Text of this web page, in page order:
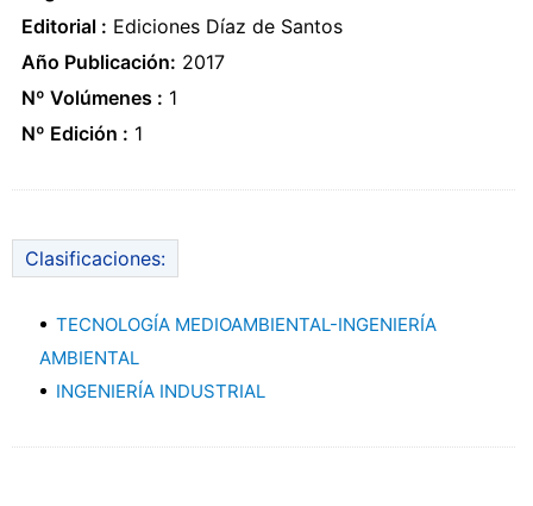
Editorial : Ediciones Díaz de Santos
Año Publicación: 2017
Nº Volúmenes : 1
Nº Edición : 1
Clasificaciones:
TECNOLOGÍA MEDIOAMBIENTAL-INGENIERÍA
AMBIENTAL
INGENIERÍA INDUSTRIAL